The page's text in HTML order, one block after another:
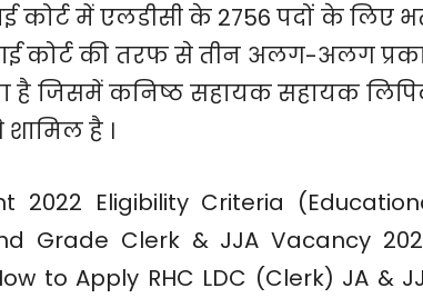
कोर्ट में एलडीसी के 2756 पदों के लिए
कोर्ट की तरफ से तीन अलग-अलग
है जिसमें कनिष्ठ सहायक सहायक
है ।
2022 Eligibility Criteria
Grade Clerk & JJA Vacancy
to Apply RHC LDC (Clerk) JA &